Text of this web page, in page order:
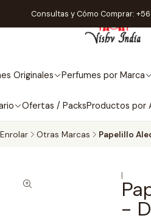
Originales Perfumes por Marca
Ofertas / PacksProductos por
Consultas y Cómo Comprar:
Otras Marcas Papelillo
|
-